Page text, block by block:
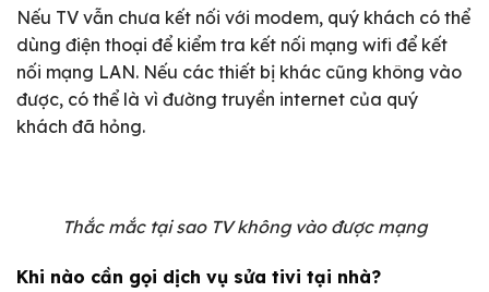
Nếu TV vẫn chưa kết nối với modem, quý khách có thể
dùng điện thoại để kiểm tra kết nối mạng wifi để kết
nối mạng LAN. Nếu các thiết bị khác cũng không vào
được, có thể là vì đường truyền internet của quý
khách đã hỏng.
Thắc mắc tại sao TV không vào được mạng
Khi nào cần gọi dịch vụ sửa tivi tại nhà?